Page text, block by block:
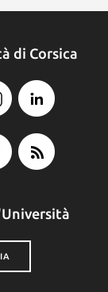
di Corsica